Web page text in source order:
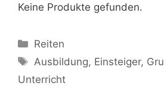
Keine Produkte gefunden.
Kategorien
Reiten
Schlagwörter
Ausbildung, Einsteiger,
Unterricht